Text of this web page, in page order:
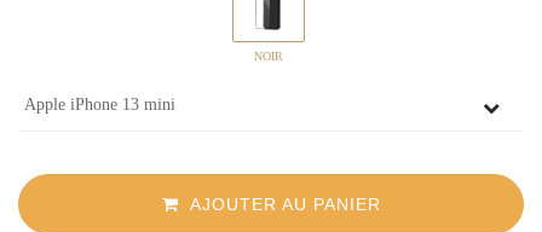
NOIR
AJOUTER AU PANIER